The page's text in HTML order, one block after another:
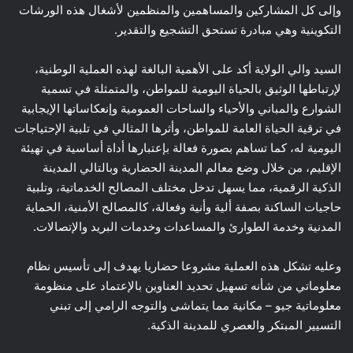
وإلى كل المشاركين والمساهمين والمنظمين لأشغال هذه الورشات
التكوينية وهي مبادرة تستحق التشجيع والتقدير.
السيد والي الولاية أكد على الأهمية البالغة لهذه العملية الوطنية،
لإرتباطها الوثيق بالحياة اليومية للمواطن، والمتمثلة في تسمية
الشوارع والمباني والأحياء والساحات العمومية وإنعكاساتها الإيجابية
في ترقية الحياة العامة للمواطن، وأثرها المثالي في تلبية الإحتياجات
اليومية له، كما تساهم بصورة فعالة بإعتبارها أداة أساسية في تهيئة
الإقليم، من خلال وضع معالم المدينة الحضارية وبالتالي المدينة
الذكية الرقمية، مما يسهل تدخل مختلف المصالح الخدماتية، وتلبية
حاجيات الساكنة بصفة ألية وأنية وفعالة، كالمصالح الأمنية، الحماية
المدنية وخدمة الطوارئ والمساعدات وخدمات البريد والإتصالات.
وعليه تشكل هذه العملية مشروعا حضاريا يهدف إلى تأسيس نظام
معلوماتي من شأنه تسهيل تحديد العناوين بالإعتماد على منظومة
معلوماتية جيو – مكانية مما يتماشى والتوجه الرامي إلى تبني
التسيير المبتكر والعصري للمدينة الذكية.